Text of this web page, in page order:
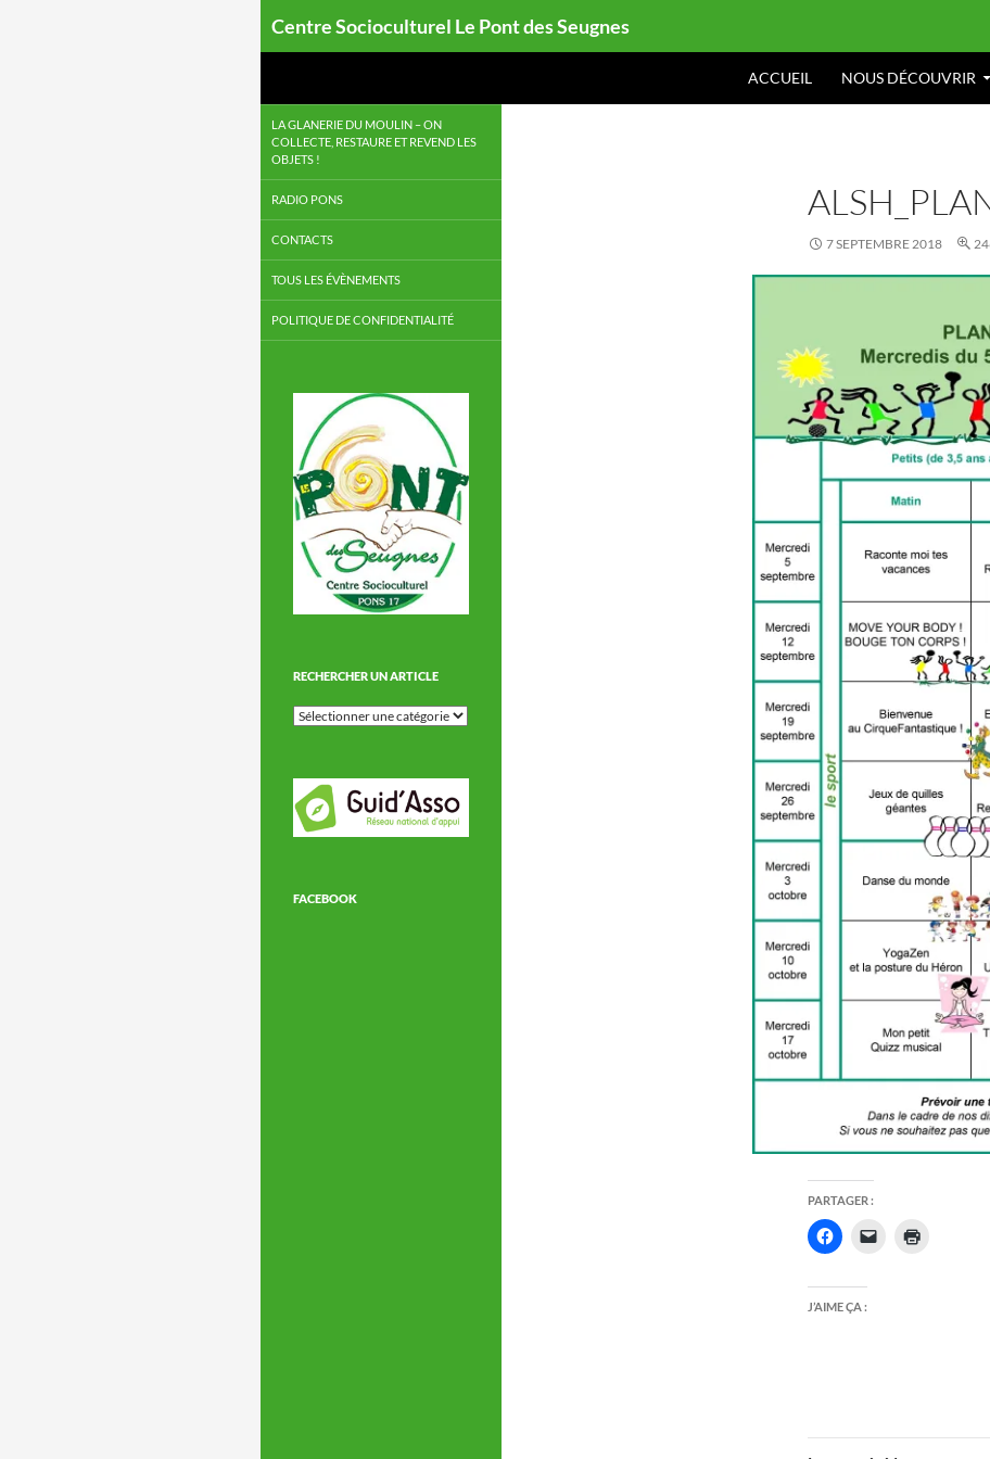
Centre Socioculturel Le Pont des Seugnes
ACCUEIL NOUS DÉCOUVRIR
7 SEPTEMBRE 2018
PARTAGER :
J’AIME ÇA :
LA GLANERIE DU MOULIN – ON
COLLECTE, RESTAURE ET REVEND LES
OBJETS !
RADIO PONS
CONTACTS
TOUS LES ÉVÈNEMENTS
POLITIQUE DE CONFIDENTIALITÉ
RECHERCHER UN ARTICLE
Rechercher
FACEBOOK